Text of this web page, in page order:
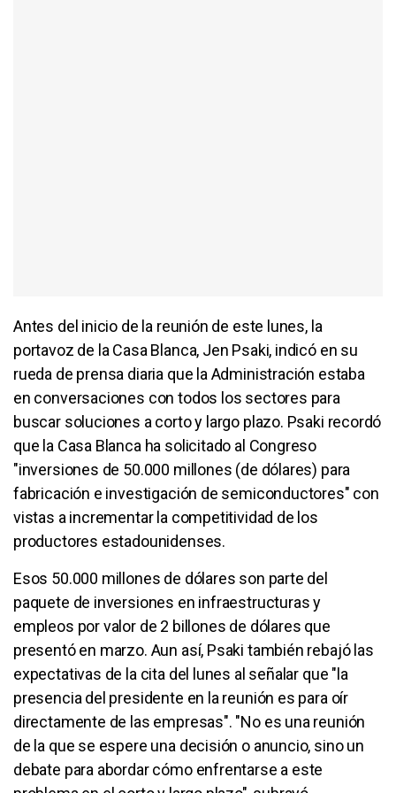
Antes del inicio de la reunión de este lunes, la
portavoz de la Casa Blanca, Jen Psaki, indicó en su
rueda de prensa diaria que la Administración estaba
en conversaciones con todos los sectores para
buscar soluciones a corto y largo plazo. Psaki recordó
que la Casa Blanca ha solicitado al Congreso
"inversiones de 50.000 millones (de dólares) para
fabricación e investigación de semiconductores" con
vistas a incrementar la competitividad de los
productores estadounidenses.
Esos 50.000 millones de dólares son parte del
paquete de inversiones en infraestructuras y
empleos por valor de 2 billones de dólares que
presentó en marzo. Aun así, Psaki también rebajó las
expectativas de la cita del lunes al señalar que "la
presencia del presidente en la reunión es para oír
directamente de las empresas". "No es una reunión
de la que se espere una decisión o anuncio, sino un
debate para abordar cómo enfrentarse a este